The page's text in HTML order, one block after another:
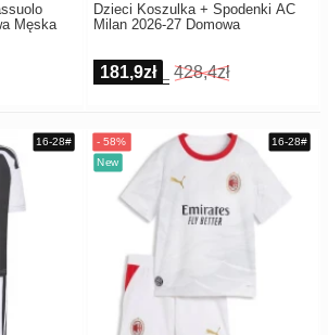
Męska
Dzieci Koszulka + Spodenki AC
Milan 2026-27 Domowa
181,9zł 428,4zł